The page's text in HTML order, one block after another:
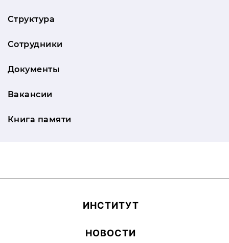
Структура
Сотрудники
Документы
Вакансии
Книга памяти
ИН­СТИ­ТУТ
НОВОСТИ